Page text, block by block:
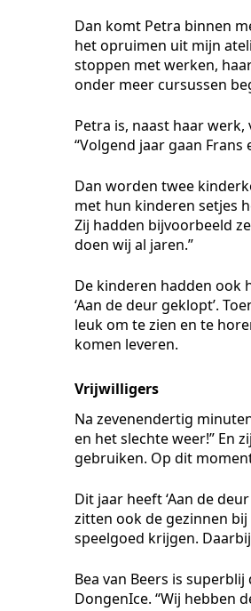
Dan komt Petra binnen
het opruimen uit mijn
stoppen met werken,
onder meer cursussen
Petra is, naast haar
“Volgend jaar gaan
Dan worden twee
met hun kinderen setjes
Zij hadden bijvoorbeeld
doen wij al jaren.”
De kinderen hadden ook
‘Aan de deur geklopt’.
leuk om te zien en te
komen leveren.
Vrijwilligers
Na zevenendertig
en het slechte weer!” En
gebruiken. Op dit
Dit jaar heeft ‘Aan de
zitten ook de gezinnen bij
speelgoed krijgen.
Bea van Beers is
DongenIce. “Wij hebben